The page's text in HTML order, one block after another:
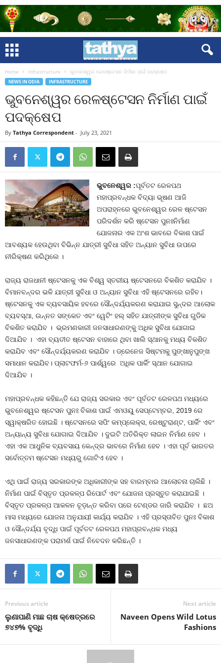
Home Infrastructure ଭୁବନେଶ୍ୱର ରେଳଷ୍ଟେସନ ନିର୍ମାଣ ପାଇଁ ପଦକ୍ଷେପ
NEWS IN ODIA INFRASTRUCTURE
ଭୁବନେଶ୍ୱର ରେଳଷ୍ଟେସନ ନିର୍ମାଣ ପାଇଁ
ପଦକ୍ଷେପ
By Tathya Correspondent - July 23, 2021
ଭୁବନେଶ୍ୱର :ପୂର୍ବତଟ ରେଳପଥ
ମହାପ୍ରବନ୍ଧକ ବିଦ୍ୟା ଭୂଷଣ ଆଜି
ଅପରାହ୍ନରେ ଭୁବନେଶ୍ୱର ରେଳ ଷ୍ଟେସନ
ପରିଦର୍ଶନ କରି ଷ୍ଟେସନ ପୁନଃନିର୍ମାଣ
ଯୋଜନାର ଏକ ଅଂଶ ଭାବରେ ବିକାଶ ପାଇଁ
ଆବଶ୍ୟକ ହେଉଥିବା ବିଭିନ୍ନ ଯାତ୍ରୀ ସୁବିଧା ସହିତ ଅନ୍ୟାନ ସୁବିଧା ଉପରେ
ନୀରିକ୍ଷଣ କରିଥିଲେ ।
ରାଜ୍ୟ ରାଜଧାନୀ ଷ୍ଟେସନକୁ ଏକ ବିଶ୍ୱ ସ୍ତରୀୟ ଷ୍ଟେସନରେ ବିକଶିତ କରାଯିବ ।
ବିମାନବନ୍ଦର ଭଳି ଯାତ୍ରୀ ସୁବିଧା ଓ ଅନ୍ୟାନ ସୁବିଧା ଏହି ଷ୍ଟେସନରେ ରହିବ।
ଷ୍ଟେସନକୁ ଏକ ବ୍ୟବସାୟିକ ହବରେ ସୌନ୍ଦର୍ଯ୍ୟକରଣ କରାଯାଇ ସୁନ୍ଦର ଆଲୋକ
ବ୍ୟବସ୍ଥା, ଉନ୍ନତ ସଙ୍କେତ ଏବଂ ୱେଟିଂ ହଲ୍ ସହିତ ଯାତ୍ରୀଙ୍କ ସୁବିଧା ଗୁଡିକ
ବିକଶିତ କରାଯିବ । ଭ୍ରମଣକାରୀ ଜନସାଧାରଣଙ୍କୁ ଅଧିକ ସୁବିଧା ଯୋଗାଇ
ଦିଆଯିବ । ଏହା ବ୍ୟତୀତ ଷ୍ଟେସନ ବାହାରେ ଥିବା ଖାଲି ସ୍ଥାନକୁ ମଧ୍ୟ ବିକଶିତ
କରାଯିବ ଏବଂ ସୌନ୍ଦର୍ଯ୍ୟକରଣ କରାଯିବ । ଡ୍ରେନେଜ ସିଷ୍ଟମକୁ ପୁଙ୍ଖାନୁପୁଙ୍ଖ
ସମାଧାନ କରାଯିବ। ପ୍ଲାଟଫର୍ମ-୬ ପାର୍ଶ୍ୱରେ ଅଧିକ ପାର୍କିଂ ସ୍ଥାନ ଯୋଗାଇ
ଦିଆଯିବ ।
ମହାପ୍ରବନ୍ଧକ କହିଛନ୍ତି ଯେ ରାଜ୍ୟ ସରକାର ଏବଂ ପୂର୍ବତଟ ରେଳପଥ ମଧ୍ୟରେ
ଭୁବନେଶ୍ୱର ଷ୍ଟେସନ ପୁନଃ ବିକାଶ ପାଇଁ ଏମଓୟୁ ସେପ୍ଟେମ୍ବର, 2019 ରେ
ସ୍ୱାକ୍ଷରିତ ହୋଇଛି । ଷ୍ଟେସନରେ ସପିଂ କମ୍ପ୍ଲେକ୍ସ, ରେଷ୍ଟୁରାଣ୍ଟ, ପାର୍କିଂ ଏବଂ
ଅନ୍ୟାନ୍ୟ ସୁବିଧା ଯୋଗାଇ ଦିଆଯିବ । ଦୁଇଟି ଅତିରିକ୍ତ ଲାଇନ ନିର୍ମାଣ ହେବ ।
ଏହା ଏକ ଆଧୁନିକ ବ୍ୟବସାୟ କେନ୍ଦ୍ର ଭାବରେ ନିର୍ମାଣ ହେବ । ଏହା ପୂର୍ବ ଭାରତର
ସର୍ବୋତ୍ତମ ଷ୍ଟେସନ ମଧ୍ୟରୁ ଗୋଟିଏ ହେବ ।
ଏଥି ପାଇଁ ରାଜ୍ୟ ସରକାରଙ୍କ ଅଧିକାରୀଙ୍କ ସହ ବାରମ୍ବାର ଆଲୋଚନା ଚାଲିଛି ।
ନିର୍ମାଣ ପାଇଁ ବିସ୍ତୃତ ପ୍ରକଳ୍ପ ରିପୋର୍ଟ ଏବଂ ଯୋଜନା ପ୍ରସ୍ତୁତ କରାଯାଇଛି ।
ବିସ୍ତୃତ ପ୍ରକଳ୍ପ ଆକଳନ ଚୂଡ଼ାନ୍ତ କରିବା ପରେ ଟେଣ୍ଡର ଜାରି କରାଯିବ । ଛଅ
ମାସ ମଧ୍ୟରେ ଯୋଜନା ଅନୁଯାୟୀ କାର୍ଯ୍ୟ କରାଯିବ । ଏହି ପ୍ରସ୍ତାବିତ ପୁନଃ ବିକାଶ
ଓ ସୌନ୍ଦର୍ଯ୍ୟ ବୃଦ୍ଧି ପାଇଁ ପୂର୍ବତଟ ରେଳପଥ ମହାପ୍ରବନ୍ଧକ ମଧ୍ୟ
ଜନସାଧାରଣଙ୍କ ପରାମର୍ଶ ପାଇଁ ନିବେଦନ କରିଛନ୍ତି ।
Previous article
ଲୁଣାପାଣି ମାଛ ଚାଷ କ୍ଷେତ୍ରରେ
୭୪୭% ବୃଦ୍ଧି
Next article
Naveen Opens Wild Lotus
Fashions